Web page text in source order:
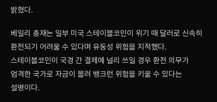
밝혔다.
베일리 총재는 일부 미국 스테이블코인이 위기 때 달러로 신속히
환전되기 어려울 수 있다며 유동성 위험을 지적했다.
스테이블코인이 국경 간 결제에 널리 쓰일 경우 환전 의무가
엄격한 국가로 자금이 몰려 뱅크런 위험을 키울 수 있다는
설명이다.